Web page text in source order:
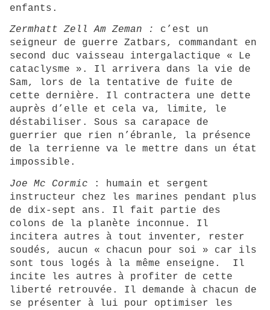
enfants.
Zermhatt Zell Am Zeman : c’est un
seigneur de guerre Zatbars, commandant en
second duc vaisseau intergalactique « Le
cataclysme ». Il arrivera dans la vie de
Sam, lors de la tentative de fuite de
cette dernière. Il contractera une dette
auprès d’elle et cela va, limite, le
déstabiliser. Sous sa carapace de
guerrier que rien n’ébranle, la présence
de la terrienne va le mettre dans un état
impossible.
Joe Mc Cormic : humain et sergent
instructeur chez les marines pendant plus
de dix-sept ans. Il fait partie des
colons de la planète inconnue. Il
incitera autres à tout inventer, rester
soudés, aucun « chacun pour soi » car ils
sont tous logés à la même enseigne. Il
incite les autres à profiter de cette
liberté retrouvée. Il demande à chacun de
se présenter à lui pour optimiser les